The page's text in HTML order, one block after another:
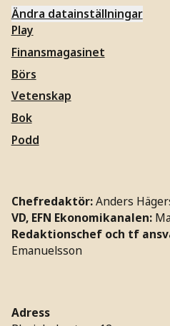
Ändra datainställningar
Play
Finansmagasinet
Börs
Vetenskap
Bok
Podd
Chefredaktör:Anders
VD, EFN Ekonomikanalen:
Redaktionschef och tf
Emanuelsson
Adress